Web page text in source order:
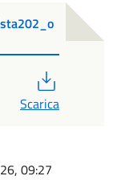
Scarica
09:27